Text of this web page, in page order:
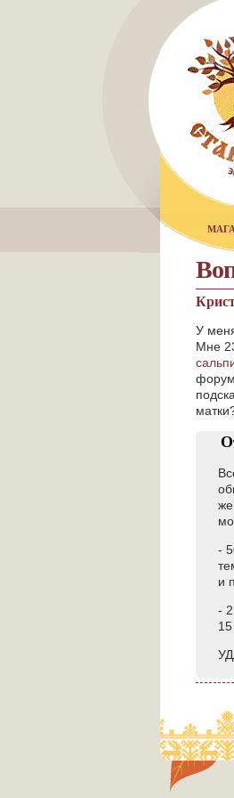
У
Мне
форум
-
и
-